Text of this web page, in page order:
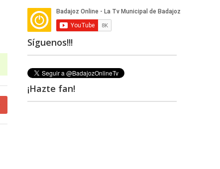
Síguenos!!!
¡Hazte fan!